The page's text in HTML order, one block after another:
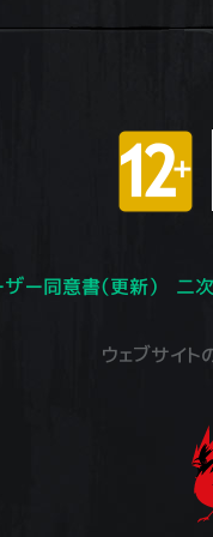
ー同意書（更新） 二
ウェブサイ